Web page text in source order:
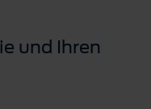
und Ihren